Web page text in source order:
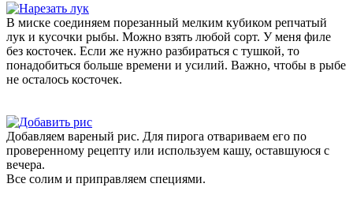
В миске соединяем порезанный мелким кубиком репчатый
лук и кусочки рыбы. Можно взять любой сорт. У меня филе
без косточек. Если же нужно разбираться с тушкой, то
понадобиться больше времени и усилий. Важно, чтобы в рыбе
не осталось косточек.
Добавляем вареный рис. Для пирога отвариваем его по
проверенному рецепту или используем кашу, оставшуюся с
вечера.
Все солим и приправляем специями.